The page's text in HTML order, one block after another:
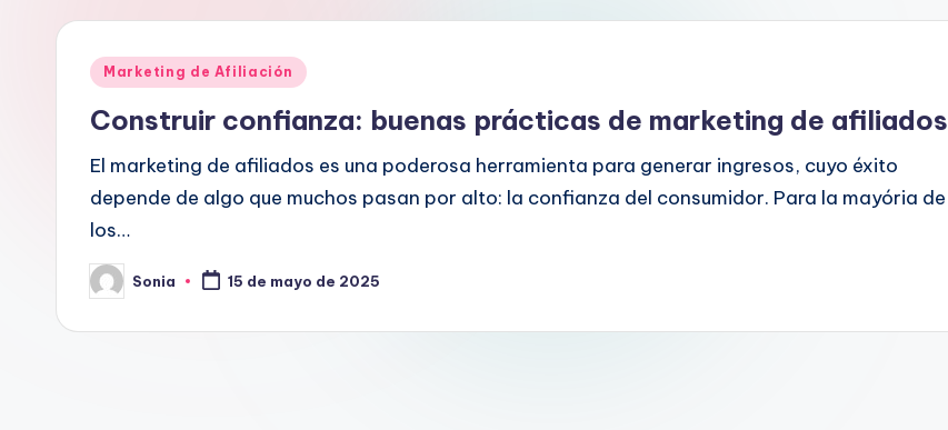
Publicado
Marketing de Afiliación
Construir confianza: buenas prácticas de marketing de afiliados
El marketing de afiliados es una poderosa herramienta para generar ingresos, cuyo éxito
depende de algo que muchos pasan por alto: la confianza del consumidor. Para la mayória de
los…
Publicado
por
Sonia 15 de mayo de 2025